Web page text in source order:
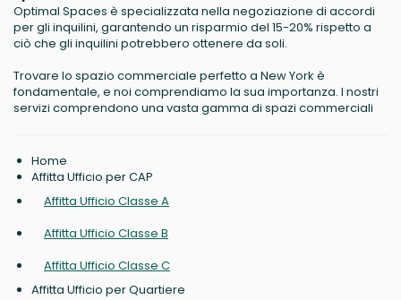
Optimal Spaces è specializzata nella negoziazione di accordi
per gli inquilini, garantendo un risparmio del 15-20% rispetto a
ciò che gli inquilini potrebbero ottenere da soli.
Trovare lo spazio commerciale perfetto a New York è
fondamentale, e noi comprendiamo la sua importanza. I nostri
servizi comprendono una vasta gamma di spazi commerciali
Home
Affitta Ufficio per CAP
Affitta Ufficio Classe A
Affitta Ufficio Classe B
Affitta Ufficio Classe C
Affitta Ufficio per Quartiere